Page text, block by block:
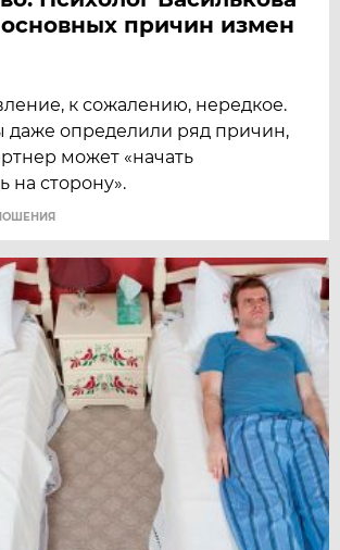
основных причин измен
к сожалению, нередкое.
даже определили ряд причин,
может «начать
на сторону».